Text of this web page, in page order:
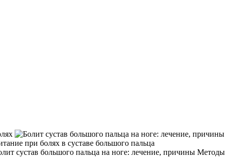
при болях в суставе большого пальца
Методы